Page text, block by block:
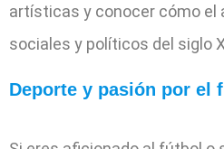
artísticas y conocer cómo el
sociales y políticos del siglo
Deporte y pasión por el